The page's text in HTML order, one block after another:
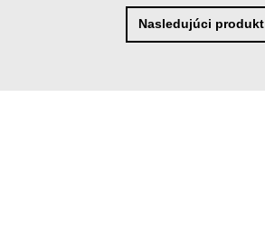
Nasledujúci produkt